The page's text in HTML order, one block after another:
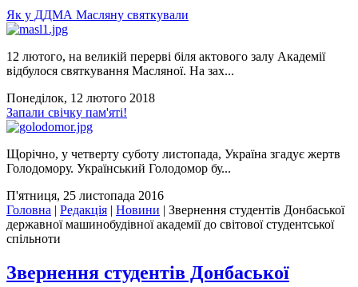
Як у ДДМА Масляну святкували
12 лютого, на великій перерві біля актового залу Академії
відбулося святкування Масляної. На зах...
Понеділок, 12 лютого 2018
Запали свічку пам'яті!
Щорічно, у четверту суботу листопада, Україна згадує жертв
Голодомору. Український Голодомор бу...
П'ятниця, 25 листопада 2016
Головна | Редакція | Новини | Звернення студентів Донбаської
державної машинобудівної академії до світової студентської
спільноти
Звернення студентів Донбаської